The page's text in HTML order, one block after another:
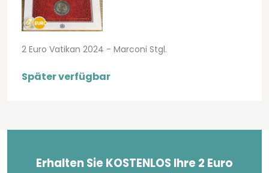
2 Euro Vatikan 2024 - Marconi Stgl.
Später verfügbar
Erhalten Sie KOSTENLOS Ihre 2 Euro